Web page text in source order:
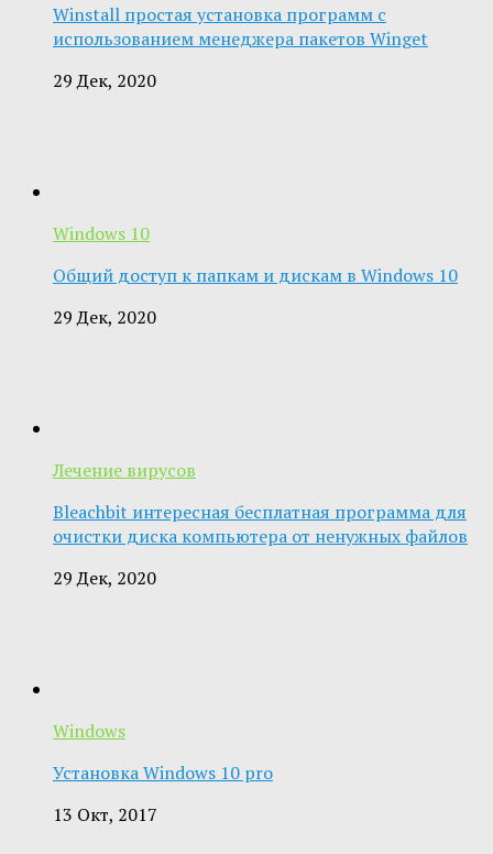
Winstall простая установка программ с
использованием менеджера пакетов Winget
29 Дек, 2020
Windows 10
Общий доступ к папкам и дискам в Windows 10
29 Дек, 2020
Лечение вирусов
Bleachbit интересная бесплатная программа для
очистки диска компьютера от ненужных файлов
29 Дек, 2020
Windows
Установка Windows 10 pro
13 Окт, 2017